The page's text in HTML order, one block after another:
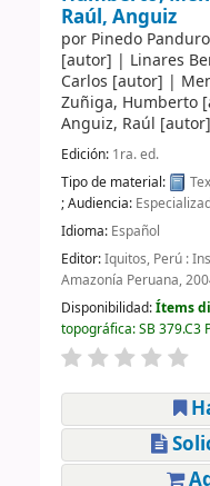
Raúl, Anguiz
por Pinedo
[autor] | Linares
Carlos [autor] |
Zuñiga, Humberto
Anguiz, Raúl [autor]
Edición: 1ra. ed.
Tipo de material:
; Audiencia:
Idioma: Español
Editor:Iquitos, Perú :
Amazonía Peruana,
Disponibilidad:Ítems
topográfica:SB 379.C3